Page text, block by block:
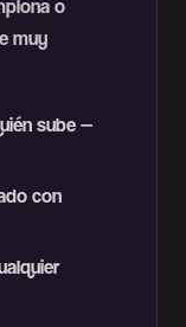
o
muy
sube —
con